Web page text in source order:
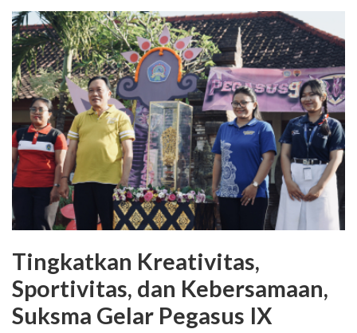
Tingkatkan Kreativitas,
Sportivitas, dan Kebersamaan,
Suksma Gelar Pegasus IX